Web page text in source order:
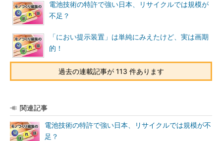
電池技術の特許で強い日本、リサイクルでは規模が
不足？
「におい提示装置」は単純にみえたけど、実は画期
的！
過去の連載記事が 113 件あります
関連記事
電池技術の特許で強い日本、リサイクルでは規模が不
足？